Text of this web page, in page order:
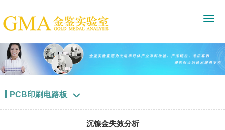
PCB印刷电路板 
沉镍金失效分析